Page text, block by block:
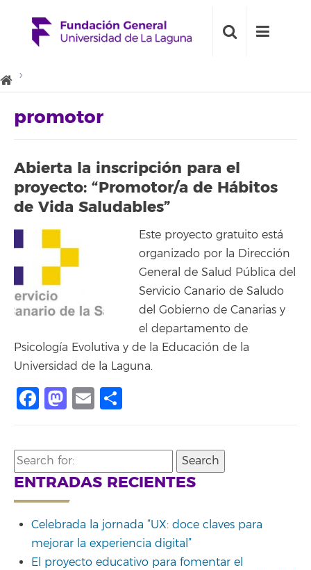
promotor
Abierta la inscripción para el
proyecto: “Promotor/a de Hábitos
de Vida Saludables”
Este proyecto gratuito está
organizado por la Dirección
General de Salud Pública del
Servicio Canario de Saludo
del Gobierno de Canarias y
el departamento de
Psicología Evolutiva y de la Educación de la
Universidad de la Laguna.
Facebook
Mastodon
Email
Search
for:
ENTRADAS RECIENTES
Celebrada la jornada “UX: doce claves para
mejorar la experiencia digital”
El proyecto educativo para fomentar el